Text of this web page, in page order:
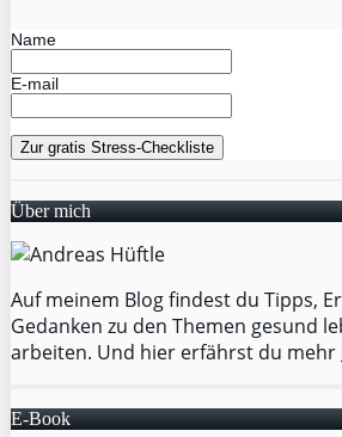
Name
E-mail
Über mich
Auf meinem Blog findest du Tipps,
Gedanken zu den Themen gesund
arbeiten. Und hier erfährst du mehr
E-Book